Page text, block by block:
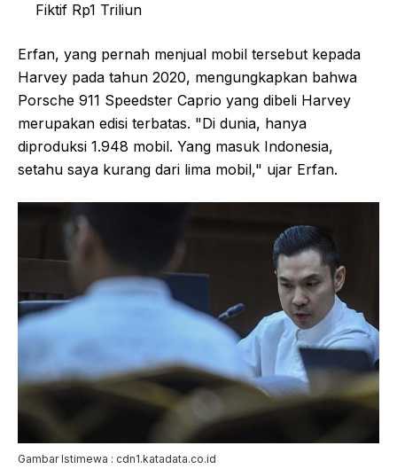
Fiktif Rp1 Triliun
Erfan, yang pernah menjual mobil tersebut kepada
Harvey pada tahun 2020, mengungkapkan bahwa
Porsche 911 Speedster Caprio yang dibeli Harvey
merupakan edisi terbatas. "Di dunia, hanya
diproduksi 1.948 mobil. Yang masuk Indonesia,
setahu saya kurang dari lima mobil," ujar Erfan.
Gambar Istimewa : cdn1.katadata.co.id